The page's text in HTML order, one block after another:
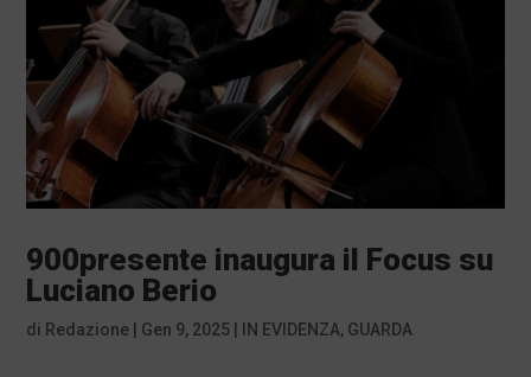
900presente inaugura il Focus su
Luciano Berio
di Redazione Gen 9, 2025 IN EVIDENZA, GUARDA